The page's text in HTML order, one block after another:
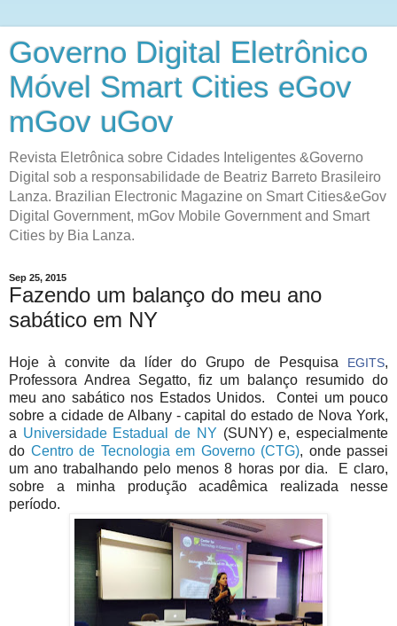
Governo Digital Eletrônico
Móvel Smart Cities eGov
mGov uGov
Revista Eletrônica sobre Cidades Inteligentes &Governo
Digital sob a responsabilidade de Beatriz Barreto Brasileiro
Lanza. Brazilian Electronic Magazine on Smart Cities&eGov
Digital Government, mGov Mobile Government and Smart
Cities by Bia Lanza.
Sep 25, 2015
Fazendo um balanço do meu ano
sabático em NY
Hoje à convite da líder do Grupo de Pesquisa EGITS‬,
Professora Andrea Segatto, fiz um balanço resumido do
meu ano sabático nos Estados Unidos. Contei um pouco
sobre a cidade de Albany - capital do estado de Nova York,
a Universidade Estadual de NY (SUNY) e, especialmente
do Centro de Tecnologia em Governo (CTG), onde passei
um ano trabalhando pelo menos 8 horas por dia. E claro,
sobre a minha produção acadêmica realizada nesse
período.